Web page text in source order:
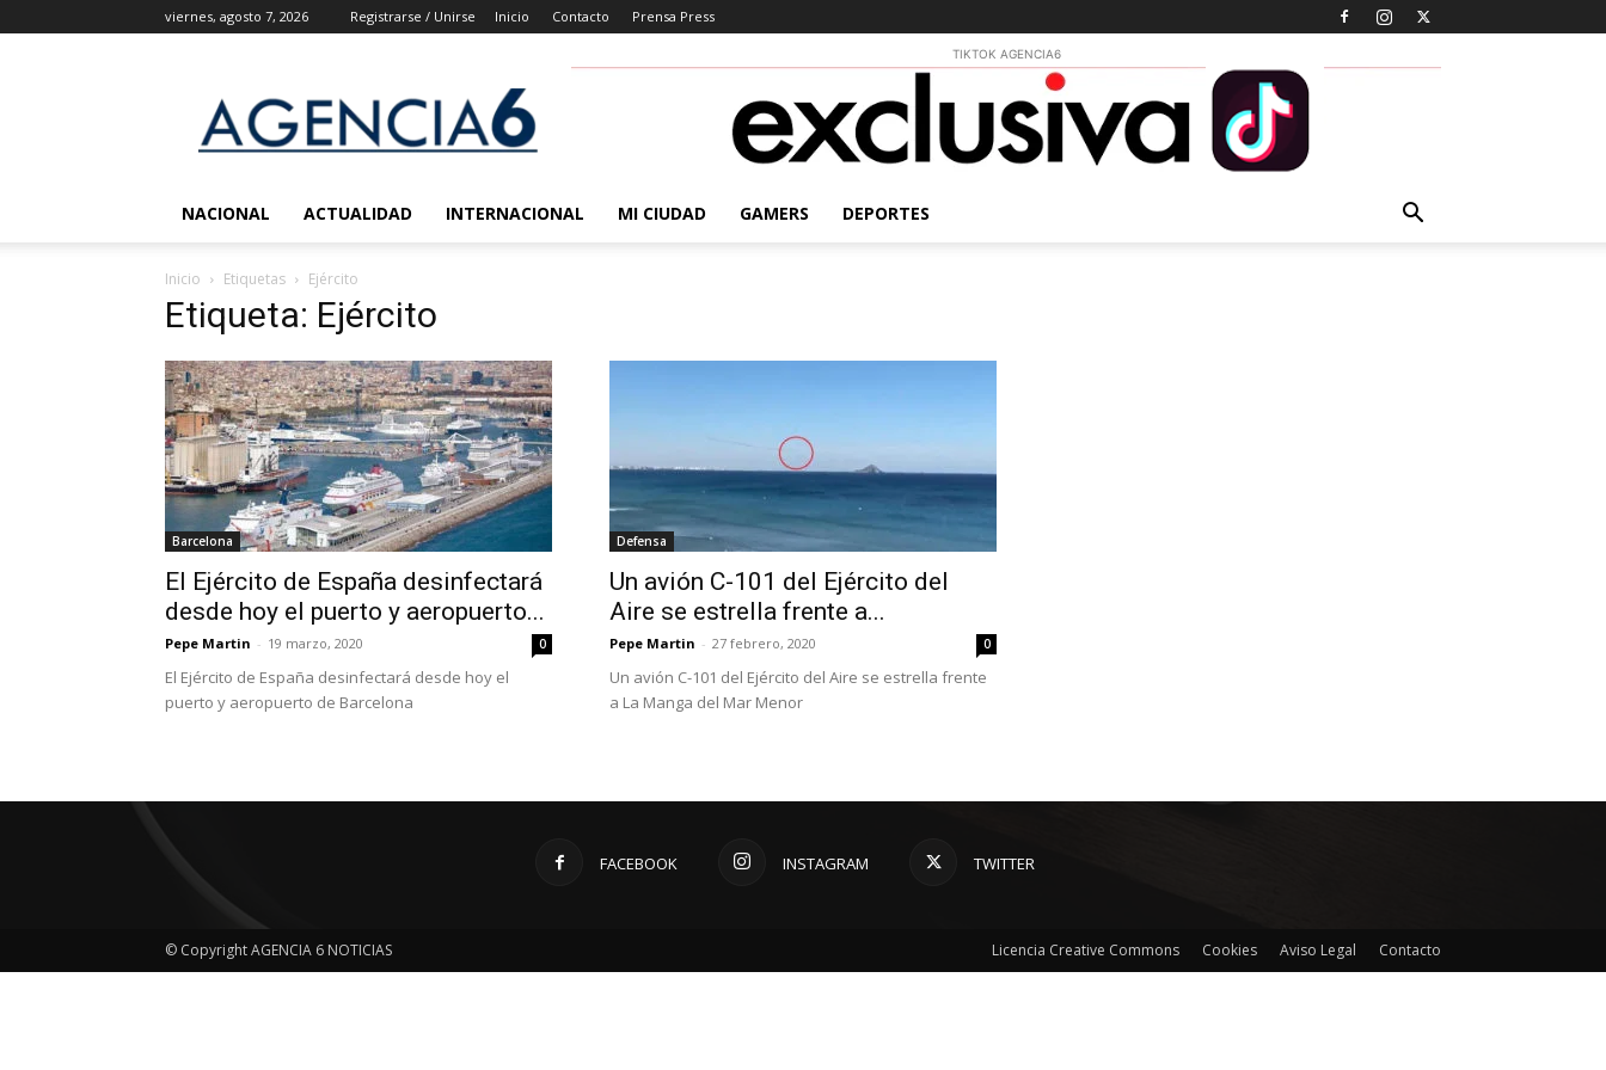
viernes, agosto 7, 2026 Registrarse / Unirse Inicio Contacto Prensa Press
6
Noticias
TIKTOK AGENCIA6
NACIONAL ACTUALIDAD INTERNACIONAL MI CIUDAD GAMERS DEPORTES
Inicio Etiquetas Ejército
Etiqueta: Ejército
Barcelona
El Ejército de España desinfectará
desde hoy el puerto y aeropuerto...
Pepe Martin - 19 marzo, 2020 0
El Ejército de España desinfectará desde hoy el
puerto y aeropuerto de Barcelona
Defensa
Un avión C-101 del Ejército del
Aire se estrella frente a...
Pepe Martin - 27 febrero, 2020 0
Un avión C-101 del Ejército del Aire se estrella frente
a La Manga del Mar Menor
FACEBOOK INSTAGRAM TWITTER
Licencia Creative Commons Cookies Aviso Legal Contacto
© Copyright AGENCIA 6 NOTICIAS